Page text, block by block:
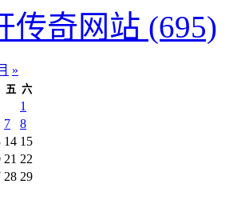
传奇网站 (695)
»
五 六
1
7
8
14 15
21 22
28 29